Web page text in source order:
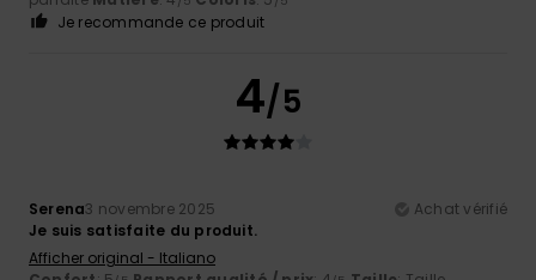
Je recommande ce produit
4/5
Serena3 novembre 2025
Achat vérifié
Je suis satisfaite du produit.
Afficher original - Italiano